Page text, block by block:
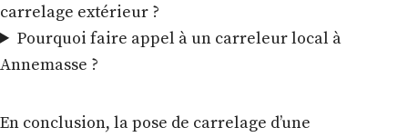
carrelage extérieur ?
Pourquoi faire appel à un carreleur local à
Annemasse ?
En conclusion, la pose de carrelage d’une